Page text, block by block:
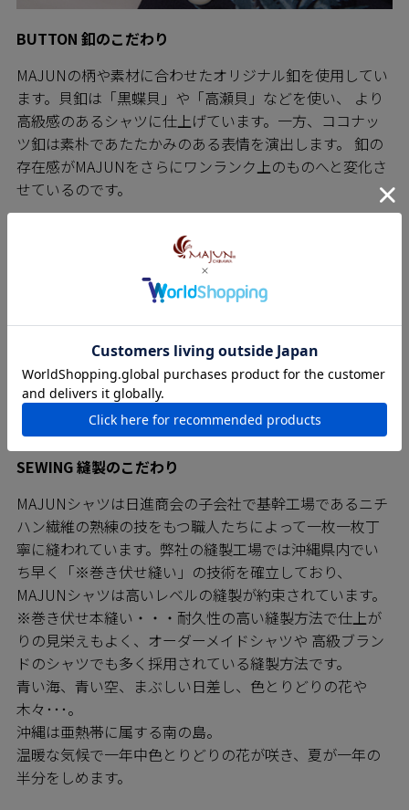
BUTTON 釦のこだわり
MAJUNの柄や素材に合わせたオリジナル釦を使用してい
ます。貝釦は「黒蝶貝」や「高瀬貝」などを使い、 より
高級感のあるシャツに仕上げています。一方、ココナッ
ツ釦は素朴であたたかみのある表情を演出します。 釦の
存在感がMAJUNをさらにワンランク上のものへと変化さ
せているのです。
SEWING 縫製のこだわり
MAJUNシャツは日進商会の子会社で基幹工場であるニチ
ハン繊維の熟練の技をもつ職人たちによって一枚一枚丁
寧に縫われています。弊社の縫製工場では沖縄県内でい
ち早く「※巻き伏せ縫い」の技術を確立しており、
MAJUNシャツは高いレベルの縫製が約束されています。
※巻き伏せ本縫い・・・耐久性の高い縫製方法で仕上が
りの見栄えもよく、オーダーメイドシャツや 高級ブラン
ドのシャツでも多く採用されている縫製方法です。
青い海、青い空、まぶしい日差し、色とりどりの花や
木々･･･。
沖縄は亜熱帯に属する南の島。
温暖な気候で一年中色とりどりの花が咲き、夏が一年の
半分をしめます。